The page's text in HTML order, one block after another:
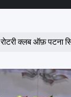
रोटरी क्लब ऑफ़ पटना